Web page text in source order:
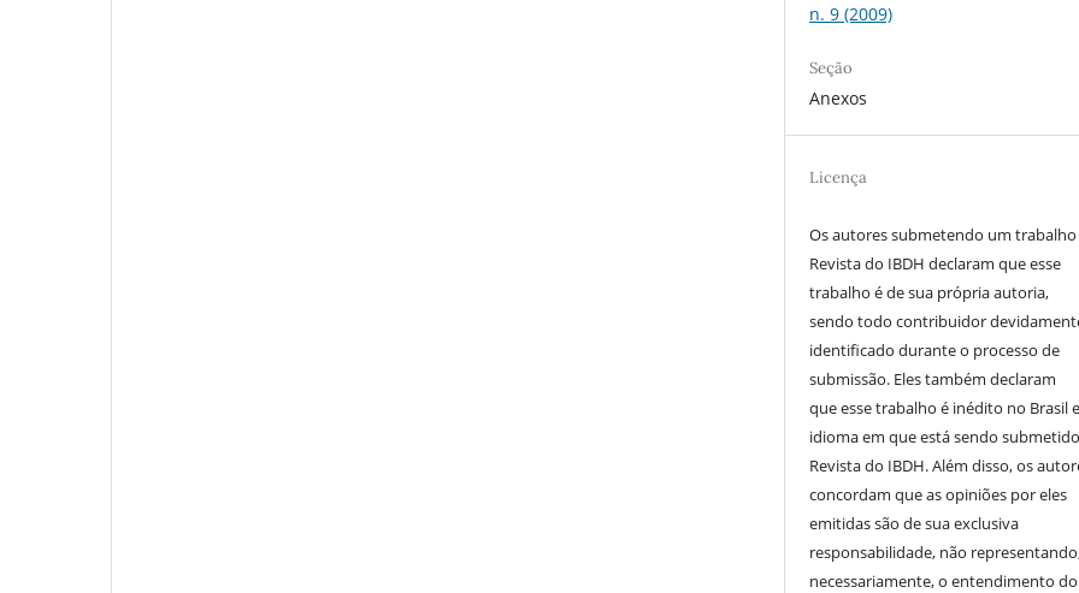
n. 9 (2009)
Seção
Anexos
Licença
Os autores submetendo um trabalho
Revista do IBDH declaram que esse
trabalho é de sua própria autoria,
sendo todo contribuidor
identificado durante o processo de
submissão. Eles também declaram
que esse trabalho é inédito no Brasil
idioma em que está sendo
Revista do IBDH. Além disso, os
concordam que as opiniões por eles
emitidas são de sua exclusiva
responsabilidade, não
necessariamente, o entendimento do